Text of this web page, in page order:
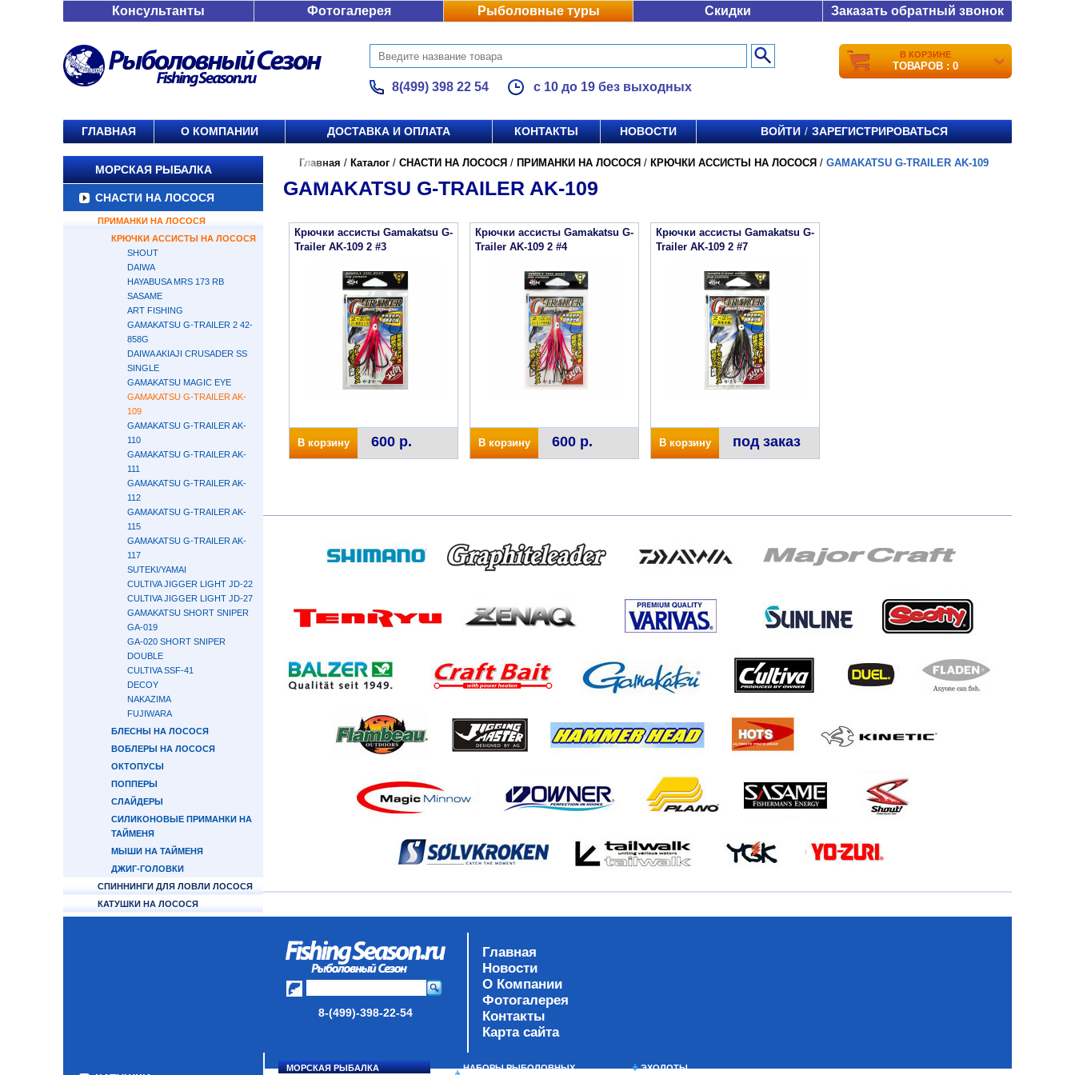
Консультанты Фотогалерея Рыболовные туры Скидки Заказать обратный звонок
8(499) 398 22 54 с 10 до 19 без выходных
В КОРЗИНЕ
ТОВАРОВ : 0
ГЛАВНАЯ О КОМПАНИИ ДОСТАВКА И ОПЛАТА КОНТАКТЫ НОВОСТИ ВОЙТИ / ЗАРЕГИСТРИРОВАТЬСЯ
МОРСКАЯ РЫБАЛКА
СНАСТИ НА ЛОСОСЯ
ПРИМАНКИ НА ЛОСОСЯ
КРЮЧКИ АССИСТЫ НА ЛОСОСЯ
SHOUT
DAIWA
HAYABUSA MRS 173 RB
SASAME
ART FISHING
GAMAKATSU G-TRAILER 2 42-
858G
DAIWA AKIAJI CRUSADER SS
SINGLE
GAMAKATSU MAGIC EYE
GAMAKATSU G-TRAILER AK-
109
GAMAKATSU G-TRAILER AK-
110
GAMAKATSU G-TRAILER AK-
111
GAMAKATSU G-TRAILER AK-
112
GAMAKATSU G-TRAILER AK-
115
GAMAKATSU G-TRAILER AK-
117
SUTEKI/YAMAI
CULTIVA JIGGER LIGHT JD-22
CULTIVA JIGGER LIGHT JD-27
GAMAKATSU SHORT SNIPER
GA-019
GA-020 SHORT SNIPER
DOUBLE
CULTIVA SSF-41
DECOY
NAKAZIMA
FUJIWARA
БЛЕСНЫ НА ЛОСОСЯ
ВОБЛЕРЫ НА ЛОСОСЯ
ОКТОПУСЫ
ПОППЕРЫ
СЛАЙДЕРЫ
СИЛИКОНОВЫЕ ПРИМАНКИ НА
ТАЙМЕНЯ
МЫШИ НА ТАЙМЕНЯ
ДЖИГ-ГОЛОВКИ
СПИННИНГИ ДЛЯ ЛОВЛИ ЛОСОСЯ
КАТУШКИ НА ЛОСОСЯ
Главная / Каталог / СНАСТИ НА ЛОСОСЯ / ПРИМАНКИ НА ЛОСОСЯ / КРЮЧКИ АССИСТЫ НА ЛОСОСЯ / GAMAKATSU G-TRAILER AK-109
GAMAKATSU G-TRAILER AK-109
Крючки ассисты Gamakatsu G-
Trailer AK-109 2 #3
В корзину 600 р.
Крючки ассисты Gamakatsu G-
Trailer AK-109 2 #4
В корзину 600 р.
Крючки ассисты Gamakatsu G-
Trailer AK-109 2 #7
В корзину под заказ
8-(499)-398-22-54
Главная
Новости
О Компании
Фотогалерея
Контакты
Карта сайта
МОРСКАЯ РЫБАЛКА
НАБОРЫ РЫБОЛОВНЫХ
ЭХОЛОТЫ